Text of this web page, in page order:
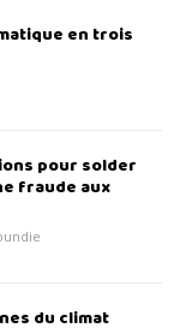
en trois
pour solder
fraude aux
du climat